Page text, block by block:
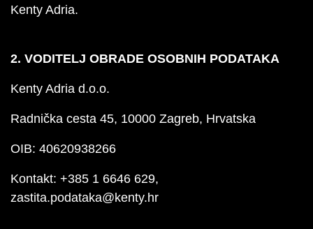
Kenty Adria.
2. VODITELJ OBRADE OSOBNIH PODATAKA
Kenty Adria d.o.o.
Radnička cesta 45, 10000 Zagreb, Hrvatska
OIB: 40620938266
Kontakt: +385 1 6646 629,
zastita.podataka@kenty.hr